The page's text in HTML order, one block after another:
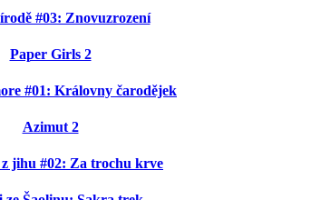
#03: Znovuzrození
Paper Girls 2
#01: Královny čarodějek
Azimut 2
jihu #02: Za trochu krve